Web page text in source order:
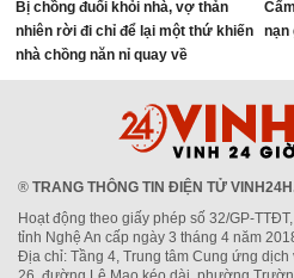
Bị chồng đuổi khỏi nhà, vợ thản
nhiên rời đi chỉ để lại một thứ khiến
nhà chồng năn nỉ quay về
nạn
® TRANG THÔNG TIN ĐIỆN TỬ
Hoạt động theo giấy phép số 32/GP-
tỉnh Nghệ An cấp ngày 3 tháng 4 năm
Địa chỉ: Tầng 4, Trung tâm Cung ứng